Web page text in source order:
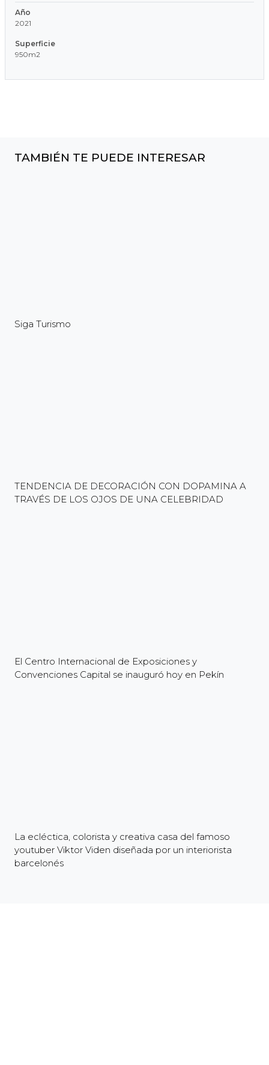
Año
2021
Superficie
950m2
TAMBIÉN TE PUEDE INTERESAR
Siga Turismo
TENDENCIA DE DECORACIÓN CON DOPAMINA A
TRAVÉS DE LOS OJOS DE UNA CELEBRIDAD
El Centro Internacional de Exposiciones y
Convenciones Capital se inauguró hoy en Pekín
La ecléctica, colorista y creativa casa del famoso
youtuber Viktor Viden diseñada por un interiorista
barcelonés